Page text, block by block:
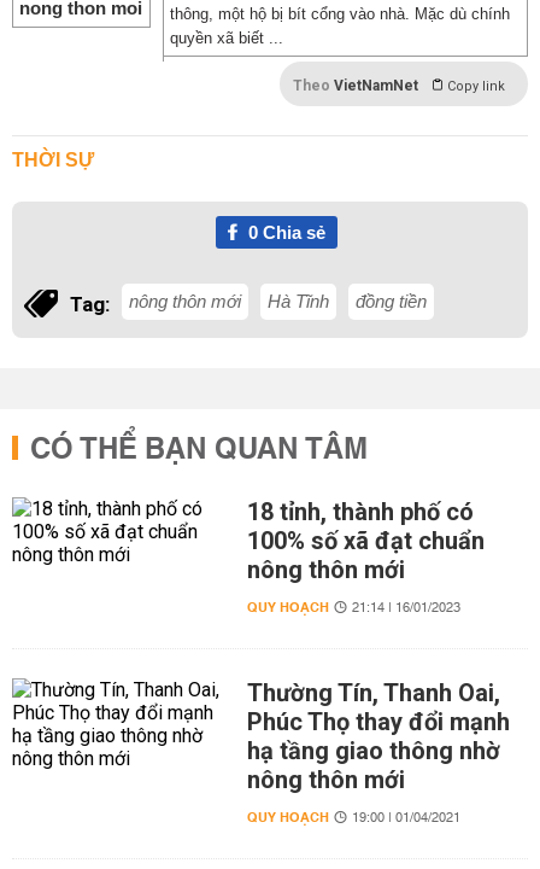
thông, một hộ bị bít cổng vào nhà. Mặc dù chính
quyền xã biết ...
Theo VietNamNet Copy link
THỜI SỰ
0Chia sẻ
Tag: nông thôn mới Hà Tĩnh đồng tiền
CÓ THỂ BẠN QUAN TÂM
18 tỉnh, thành phố có
100% số xã đạt chuẩn
nông thôn mới
QUY HOẠCH 21:14 | 16/01/2023
Thường Tín, Thanh Oai,
Phúc Thọ thay đổi mạnh
hạ tầng giao thông nhờ
nông thôn mới
QUY HOẠCH 19:00 | 01/04/2021